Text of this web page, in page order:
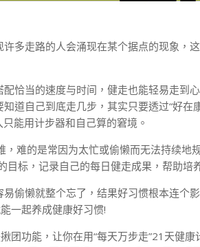
多走路的人会涌现在某个据点的现象，
恰当的速度与时间，健走也能轻易走到
道自己到底走几步，其实只要透过“好在
能用计步器和自己算的窘境。
难的是常因为太忙或偷懒而无法持续地
目标，记录自己的每日健走成果，帮助培
偷懒就整个忘了，结果好习惯根本连个
一起养成健康好习惯!
团功能，让你在用“每天万步走”21天健康